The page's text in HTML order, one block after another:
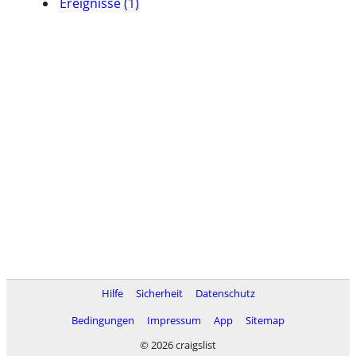
Hilfe Sicherheit
Datenschutz
Bedingungen
Impressum App
Sitemap
© 2026 craigslist